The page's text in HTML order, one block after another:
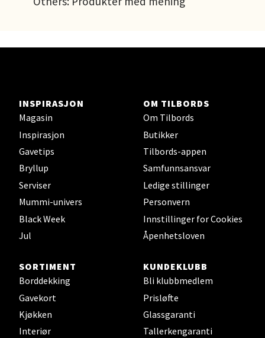
INSPIRASJON
Magasin
Inspirasjon
Gavetips
Bryllup
Serviser
Mummi-univers
Black Week
Jul
OM TILBORDS
Om Tilbords
Butikker
Tilbords-appen
Samfunnsansvar
Ledige stillinger
Personvern
Innstillinger for Cookies
Åpenhetsloven
SORTIMENT
Borddekking
Gavekort
Kjøkken
Interiør
KUNDEKLUBB
Bli klubbmedlem
Prisløfte
Glassgaranti
Tallerkengaranti
Ski Storsenter, Jernbanesvingen 6, 1400 Ski
Sortland - Sortland Storsenter
Strangata 26, 8400 Sortland
Åpent i dag 10-19
Velg
Steinkjer - Thon Senter Steinkjer
Sjøfartsgata 2, 7714 Steinkjer